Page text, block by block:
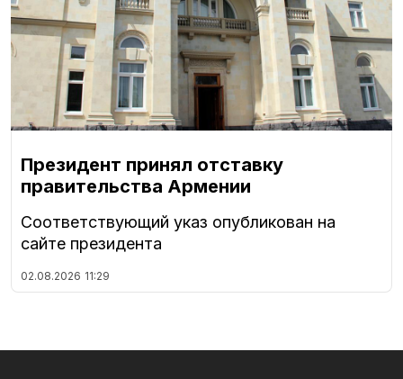
Президент принял отставку
правительства Армении
Соответствующий указ опубликован на
сайте президента
02.08.2026 11:29